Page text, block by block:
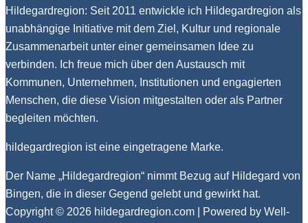
Hildegardregion: Seit 2011 entwickle ich Hildegardregion als
unabhängige Initiative mit dem Ziel, Kultur und regionale
Zusammenarbeit unter einer gemeinsamen Idee zu
verbinden. Ich freue mich über den Austausch mit
Kommunen, Unternehmen, Institutionen und engagierten
Menschen, die diese Vision mitgestalten oder als Partner
begleiten möchten.
hildegardregion ist eine eingetragene Marke.
Der Name „Hildegardregion“ nimmt Bezug auf Hildegard von
Bingen, die in dieser Gegend gelebt und gewirkt hat.
Copyright © 2026 hildegardregion.com | Powered by Well-